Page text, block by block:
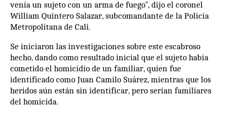
venía un sujeto con un arma de fuego”, dijo el coronel
William Quintero Salazar, subcomandante de la Policía
Metropolitana de Cali.
Se iniciaron las investigaciones sobre este escabroso
hecho, dando como resultado inicial que el sujeto había
cometido el homicidio de un familiar, quien fue
identificado como Juan Camilo Suárez, mientras que los
heridos aún están sin identificar, pero serían familiares
del homicida.